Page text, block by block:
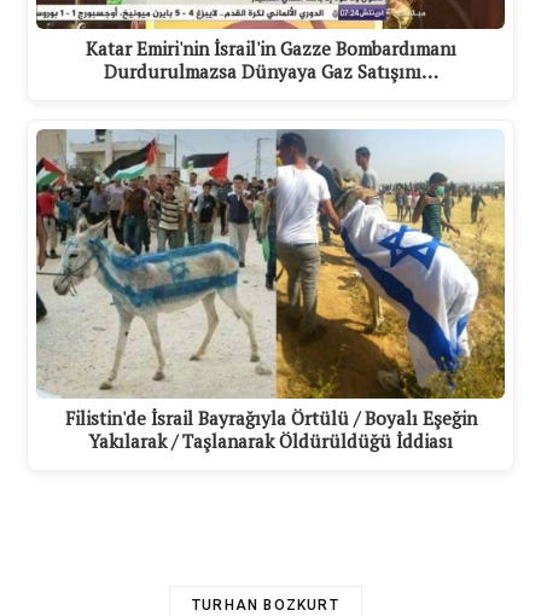
Katar Emiri'nin İsrail'in Gazze Bombardımanı
Durdurulmazsa Dünyaya Gaz Satışını…
Filistin'de İsrail Bayrağıyla Örtülü / Boyalı Eşeğin
Yakılarak / Taşlanarak Öldürüldüğü İddiası
TURHAN BOZKURT